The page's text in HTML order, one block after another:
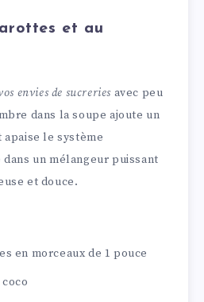
et au
envies de sucreries avec peu
dans la soupe ajoute un
le système
un mélangeur puissant
et douce.
en morceaux de 1 pouce